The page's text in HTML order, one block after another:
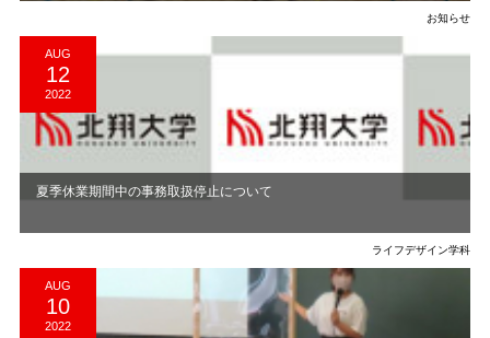
お知らせ
AUG
12
2022
夏季休業期間中の事務取扱停止について
ライフデザイン学科
AUG
10
2022